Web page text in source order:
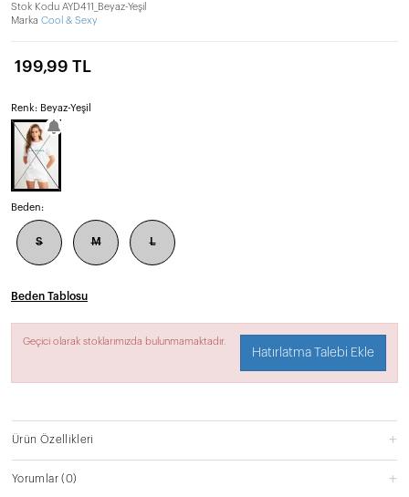
Stok Kodu AYD411_Beyaz-Yeşil
Marka Cool & Sexy
199,99 TL
Renk: Beyaz-Yeşil
Beden:
S M L
Beden Tablosu
Geçici olarak stoklarımızda bulunmamaktadır.
Hatırlatma Talebi Ekle
Ürün Özellikleri
Yorumlar(0)